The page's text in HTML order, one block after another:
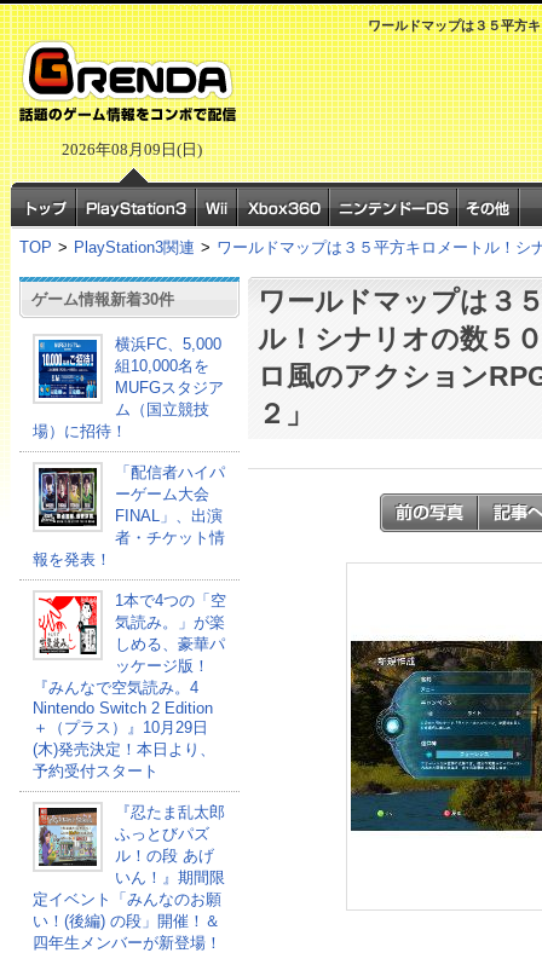
2026年08月09日(日)
ワールドマップは３５平方
TOP > PlayStation3関連 > ワールドマップは３５平方キロメートル！シ
ゲーム情報新着30件
横浜FC、5,000
組10,000名を
MUFGスタジア
ム（国立競技
場）に招待！
「配信者ハイパ
ーゲーム大会
FINAL」、出演
者・チケット情
報を発表！
1本で4つの「空
気読み。」が楽
しめる、豪華パ
ッケージ版！
『みんなで空気読み。4
Nintendo Switch 2 Edition
＋（プラス）』10月29日
(木)発売決定！本日より、
予約受付スタート
『忍たま乱太郎
ふっとびパズ
ル！の段 あげ
いん！』期間限
定イベント「みんなのお願
い！(後編) の段」開催！＆
四年生メンバーが新登場！
ワールドマップは３
ル！シナリオの数５
ロ風のアクション
２」